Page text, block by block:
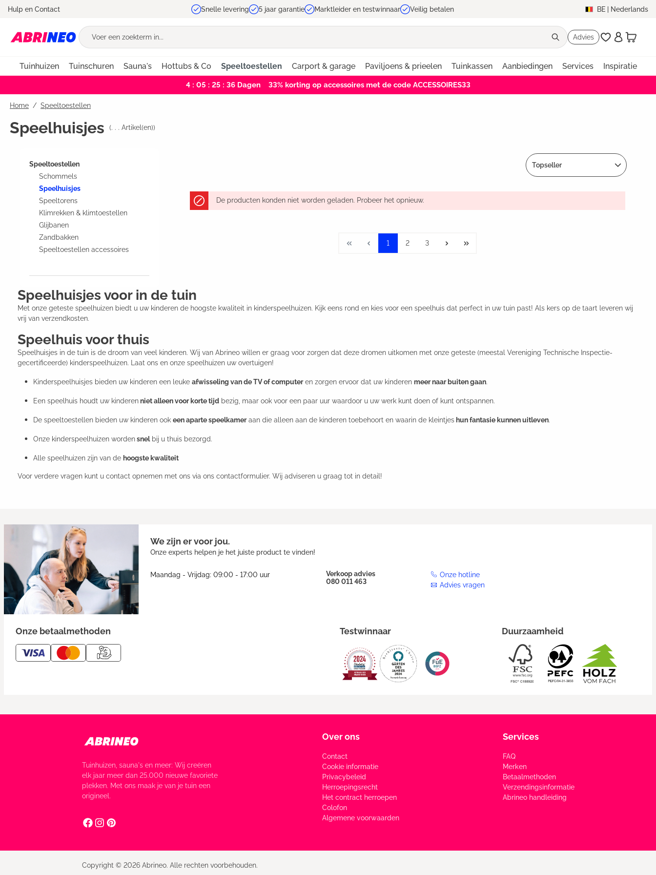
Ga naar de hoofdnavigatie
Hulp en Contact Snelle levering 5 jaar garantie Marktleider en testwinnaar Veilig betalen BE | Nederlands
Advies
Tuinhuizen Tuinschuren Sauna's Hottubs & Co Speeltoestellen Carport & garage Paviljoens & prieelen Tuinkassen Aanbiedingen Services Inspiratie
4 : 05 : 25 : 35Dagen 33% korting op accessoires met de code ACCESSOIRES33
Home Speeltoestellen
Speelhuisjes (. . . Artikel(en))
Speeltoestellen
Schommels
Speelhuisjes
Speeltorens
Klimrekken & klimtoestellen
Glijbanen
Zandbakken
Speeltoestellen accessoires
Topseller
De producten konden niet worden geladen. Probeer het opnieuw.
1 2 3
Speelhuisjes voor in de tuin
Met onze geteste speelhuizen biedt u uw kinderen de hoogste kwaliteit in kinderspeelhuizen. Kijk eens rond en kies voor een speelhuis dat perfect in uw tuin past! Als kers op de taart leveren wij
vrij van verzendkosten.
Speelhuis voor thuis
Speelhuisjes in de tuin is de droom van veel kinderen. Wij van Abrineo willen er graag voor zorgen dat deze dromen uitkomen met onze geteste (meestal Vereniging Technische Inspectie-
gecertificeerde) kinderspeelhuizen. Laat ons en onze speelhuizen uw overtuigen!
Kinderspeelhuisjes bieden uw kinderen een leuke afwisseling van de TV of computeren zorgen ervoor dat uw kinderen meer naar buiten gaan.
Een speelhuis houdt uw kinderenniet alleen voor korte tijd bezig, maar ook voor een paar uur waardoor u uw werk kunt doen of kunt ontspannen.
De speeltoestellen bieden uw kinderen ook een aparte speelkameraan die alleen aan de kinderen toebehoort en waarin de kleintjes hun fantasie kunnen uitleven.
Onze kinderspeelhuizen wordensnelbij u thuis bezorgd.
Alle speelhuizen zijn van de hoogste kwaliteit
Voor verdere vragen kunt u contact opnemen met ons via ons contactformulier. Wij adviseren u graag tot in detail!
We zijn er voor jou.
Onze experts helpen je het juiste product te vinden!
Maandag - Vrijdag: 09:00 - 17:00 uur
Verkoop advies
080 011 463
Onze hotline
Advies vragen
Onze betaalmethoden Testwinnaar Duurzaamheid
Tuinhuizen, sauna's en meer: Wij creëren
elk jaar meer dan 25.000 nieuwe favoriete
plekken. Met ons maak je van je tuin een
origineel.
Over ons
Contact
Cookie informatie
Privacybeleid
Herroepingsrecht
Het contract herroepen
Colofon
Algemene voorwaarden
Services
FAQ
Merken
Betaalmethoden
Verzendingsinformatie
Abrineo handleiding
Copyright © 2026 Abrineo. Alle rechten voorbehouden.